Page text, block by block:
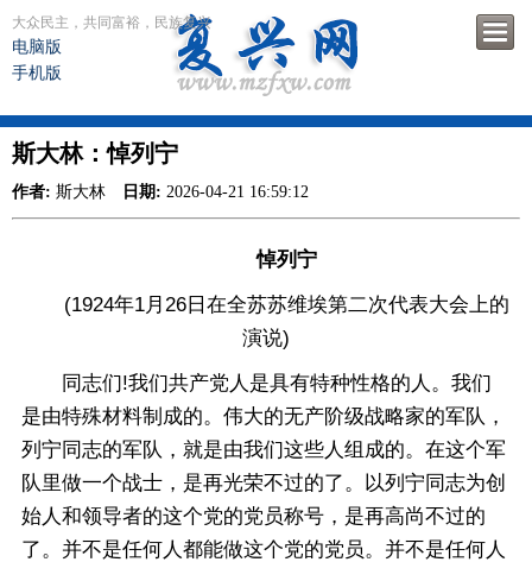
大众民主，共同富裕，民族复兴
电脑版
手机版
斯大林：悼列宁
作者: 斯大林 日期: 2026-04-21 16:59:12
悼列宁
(1924年1月26日在全苏苏维埃第二次代表大会上的
演说)
同志们!我们共产党人是具有特种性格的人。我们
是由特殊材料制成的。伟大的无产阶级战略家的军队，
列宁同志的军队，就是由我们这些人组成的。在这个军
队里做一个战士，是再光荣不过的了。以列宁同志为创
始人和领导者的这个党的党员称号，是再高尚不过的
了。并不是任何人都能做这个党的党员。并不是任何人